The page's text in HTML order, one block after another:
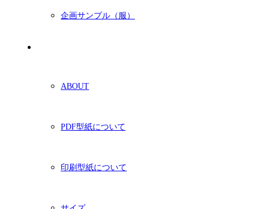
企画サンプル（服）
ABOUT
PDF型紙について
印刷型紙について